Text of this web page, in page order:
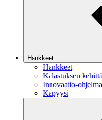
Hankkeet
Hankkeet
Kalastuksen
Innovaatio-
Kapyysi